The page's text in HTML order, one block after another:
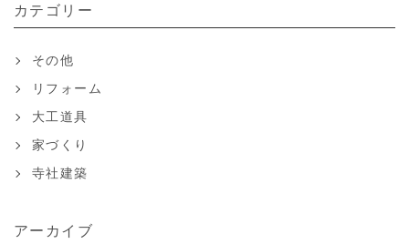
カテゴリー
その他
リフォーム
大工道具
家づくり
寺社建築
アーカイブ